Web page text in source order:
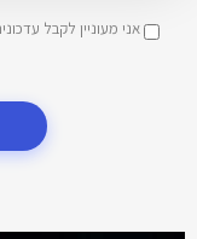
אני מעוניין לקבל